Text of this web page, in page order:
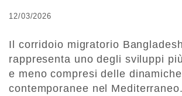
12/03/2026
Il corridoio migratorio
rappresenta uno degli sviluppi
e meno compresi delle
contemporanee nel